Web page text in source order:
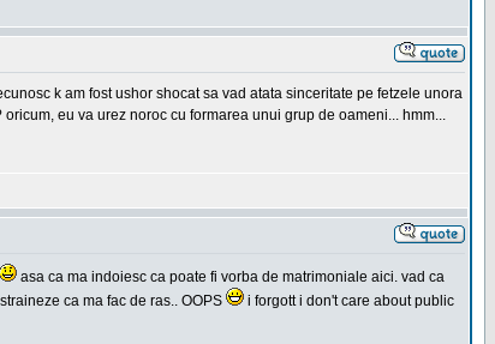
k am fost ushor shocat sa vad atata sinceritate pe fetzele unora
eu va urez noroc cu formarea unui grup de oameni... hmm...
asa ca ma indoiesc ca poate fi vorba de matrimoniale aici. vad ca
ca ma fac de ras.. OOPS
i forgott i don't care about public